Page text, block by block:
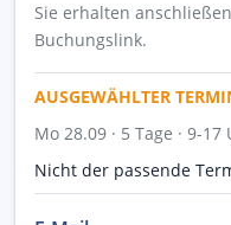
Sie erhalten
Buchungslink.
AUSGEWÄHLTER
Mo 28.09 · 5 Tage · 9-17
Nicht der passende